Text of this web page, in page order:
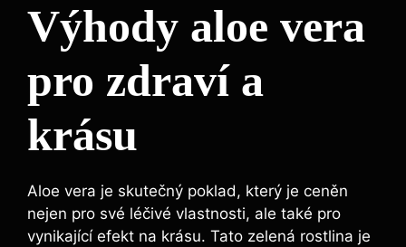
Výhody aloe vera
pro zdraví a
krásu
Aloe vera je skutečný poklad, který je ceněn
nejen pro své léčivé vlastnosti, ale také pro
vynikající efekt na krásu. Tato zelená rostlina je